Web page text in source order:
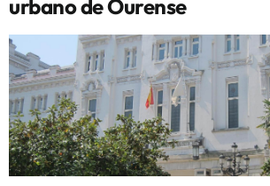
urbano de Ourense